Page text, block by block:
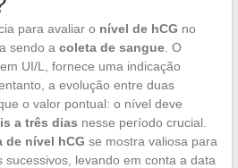
para avaliar o nível de hCG no
sendo a coleta de sangue. O
UI/L, fornece uma indicação
a evolução entre duas
o valor pontual: o nível deve
a três dias nesse período crucial.
de nível hCG se mostra valiosa para
levando em conta a data